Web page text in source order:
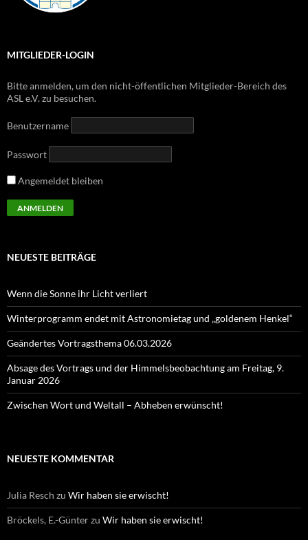
MITGLIEDER-LOGIN
Bitte anmelden, um den nicht-öffentlichen Mitglieder-Bereich des
ASL e.V. zu besuchen.
Benutzername
Passwort
Angemeldet bleiben
NEUESTE BEITRÄGE
Wenn die Sonne ihr Licht verliert
Winterprogramm endet mit Astronomietag und „goldenem Henkel“
Geändertes Vortragsthema 06.03.2026
Absage des Vortrags und der Himmelsbeobachtung am Freitag, 9.
Januar 2026
Zwischen Wort und Weltall – Abheben erwünscht!
NEUESTE KOMMENTAR
Julia Resch zu Wir haben sie erwischt!
Bröckels, E.-Günterzu Wir haben sie erwischt!